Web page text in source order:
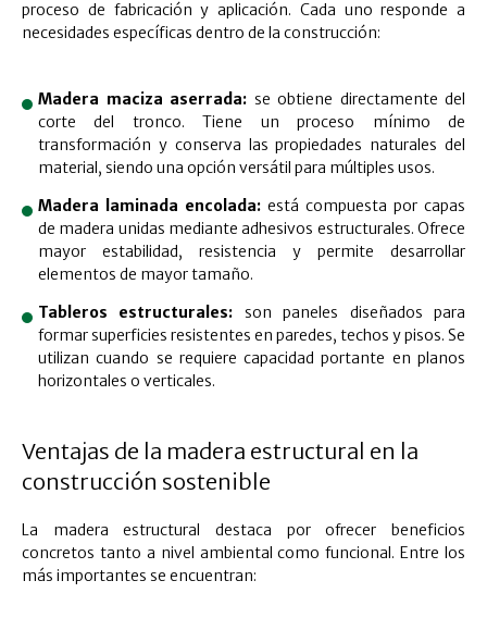
proceso de fabricación y aplicación. Cada uno responde a
necesidades específicas dentro de la construcción:
Madera maciza aserrada: se obtiene directamente del
corte del tronco. Tiene un proceso mínimo de
transformación y conserva las propiedades naturales del
material, siendo una opción versátil para múltiples usos.
Madera laminada encolada: está compuesta por capas
de madera unidas mediante adhesivos estructurales. Ofrece
mayor estabilidad, resistencia y permite desarrollar
elementos de mayor tamaño.
Tableros estructurales: son paneles diseñados para
formar superficies resistentes en paredes, techos y pisos. Se
utilizan cuando se requiere capacidad portante en planos
horizontales o verticales.
Ventajas de la madera estructural en la
construcción sostenible
La madera estructural destaca por ofrecer beneficios
concretos tanto a nivel ambiental como funcional. Entre los
más importantes se encuentran: